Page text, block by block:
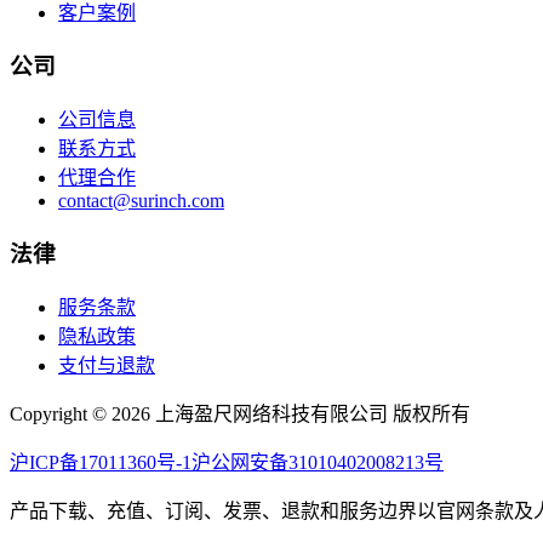
客户案例
公司
公司信息
联系方式
代理合作
contact@surinch.com
法律
服务条款
隐私政策
支付与退款
Copyright © 2026 上海盈尺网络科技有限公司 版权所有
沪ICP备17011360号-1沪公网安备31010402008213号
产品下载、充值、订阅、发票、退款和服务边界以官网条款及